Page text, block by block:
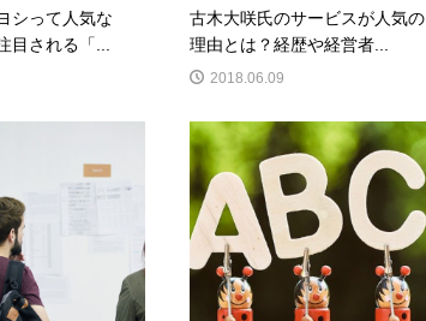
シって人気な
目される「...
古木大咲氏のサービスが人気の
理由とは？経歴や経営者...
2018.06.09